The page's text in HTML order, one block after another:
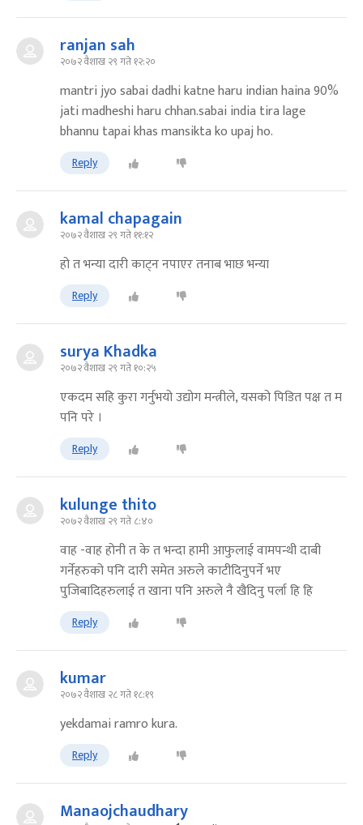
ranjan sah
२०७२ वैशाख २९ गते १२:२०
mantri jyo sabai dadhi katne haru indian haina 90%
jati madheshi haru chhan.sabai india tira lage
bhannu tapai khas mansikta ko upaj ho.
Reply
kamal chapagain
२०७२ वैशाख २९ गते ११:१२
हो त भन्या दारी काट्न नपाएर तनाब भाछ भन्या
Reply
surya Khadka
२०७२ वैशाख २९ गते १०:२५
एकदम सहि कुरा गर्नुभयो उद्योग मन्त्रीले, यसको पिडित पक्ष त म
पनि परे ।
Reply
kulunge thito
२०७२ वैशाख २९ गते ८:४०
वाह -वाह होनी त के त भन्दा हामी आफुलाई वामपन्थी दाबी
गर्नेहरुको पनि दारी समेत अरुले काटीदिनुपर्ने भए
पुजिबादिहरुलाई त खाना पनि अरुले नै खैदिनु पर्ला हि हि
Reply
kumar
२०७२ वैशाख २८ गते १८:१९
yekdamai ramro kura.
Reply
Manaojchaudhary